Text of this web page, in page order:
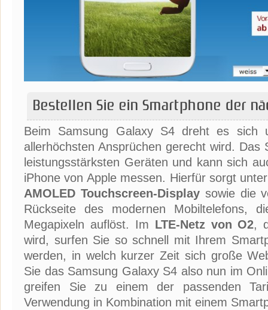
Bestellen Sie ein Smartphone der
Beim Samsung Galaxy S4 dreht es sich
allerhöchsten Ansprüchen gerecht wird. Das
leistungsstärksten Geräten und kann sich
iPhone von Apple messen. Hierfür sorgt
AMOLED Touchscreen-Displaysowie die
Rückseite des modernen Mobiltelefons,
Megapixeln auflöst. Im LTE-Netz von O2,
wird, surfen Sie so schnell mit Ihrem
werden, in welch kurzer Zeit sich große
Sie das Samsung Galaxy S4 also nun im
greifen Sie zu einem der passenden
Verwendung in Kombination mit einem